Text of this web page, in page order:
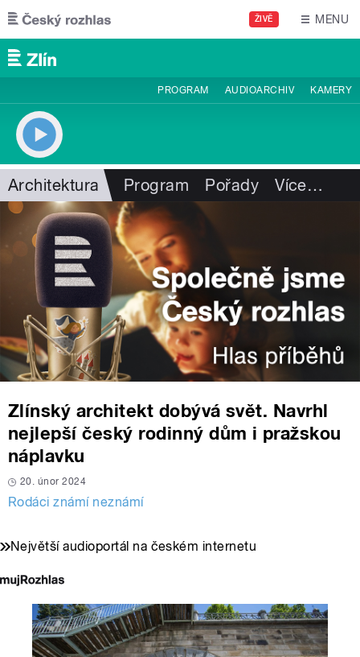
Přejít k hlavnímu obsahu
ŽIVĚ MENU
PROGRAM AUDIOARCHIV KAMERY
Architektura Program Pořady Více…
Zlínský architekt dobývá svět. Navrhl
nejlepší český rodinný dům i pražskou
náplavku
20. únor 2024
Rodáci známí neznámí
Největší audioportál na českém internetu